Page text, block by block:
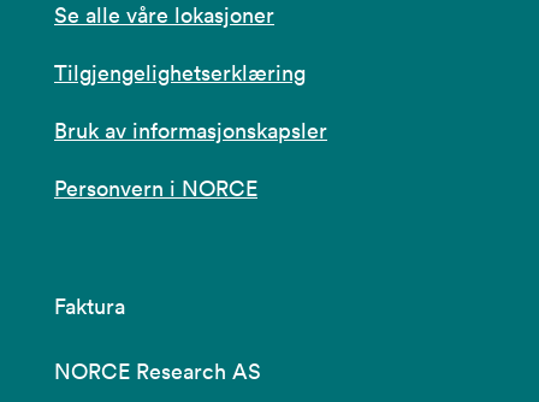
Se alle våre lokasjoner
Tilgjengelighetserklæring
Bruk av informasjonskapsler
Personvern i NORCE
Faktura
NORCE Research AS